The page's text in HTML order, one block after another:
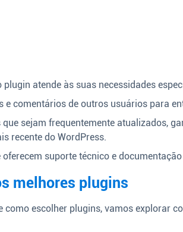
plugin atende às suas necessidades
e comentários de outros usuários para
sejam frequentemente atualizados,
recente do WordPress.
suporte técnico e
melhores plugins
como escolher plugins, vamos explorar